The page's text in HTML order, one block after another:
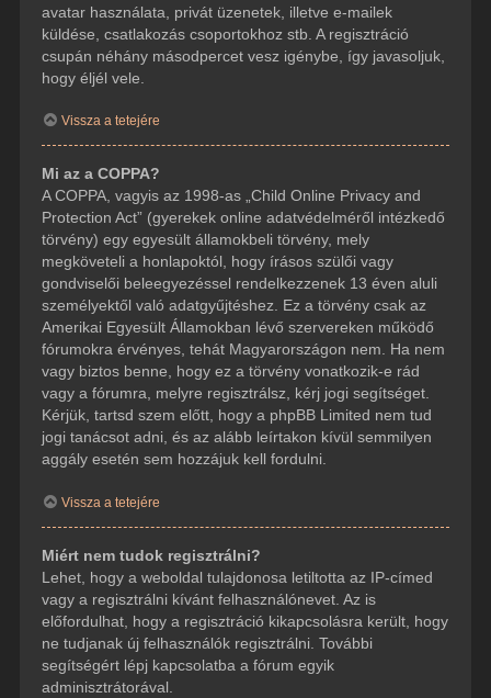
avatar használata, privát üzenetek, illetve e-mailek
küldése, csatlakozás csoportokhoz stb. A regisztráció
csupán néhány másodpercet vesz igénybe, így javasoljuk,
hogy éljél vele.
Vissza a tetejére
Mi az a COPPA?
A COPPA, vagyis az 1998-as „Child Online Privacy and
Protection Act” (gyerekek online adatvédelméről intézkedő
törvény) egy egyesült államokbeli törvény, mely
megköveteli a honlapoktól, hogy írásos szülői vagy
gondviselői beleegyezéssel rendelkezzenek 13 éven aluli
személyektől való adatgyűjtéshez. Ez a törvény csak az
Amerikai Egyesült Államokban lévő szervereken működő
fórumokra érvényes, tehát Magyarországon nem. Ha nem
vagy biztos benne, hogy ez a törvény vonatkozik-e rád
vagy a fórumra, melyre regisztrálsz, kérj jogi segítséget.
Kérjük, tartsd szem előtt, hogy a phpBB Limited nem tud
jogi tanácsot adni, és az alább leírtakon kívül semmilyen
aggály esetén sem hozzájuk kell fordulni.
Vissza a tetejére
Miért nem tudok regisztrálni?
Lehet, hogy a weboldal tulajdonosa letiltotta az IP-címed
vagy a regisztrálni kívánt felhasználónevet. Az is
előfordulhat, hogy a regisztráció kikapcsolásra került, hogy
ne tudjanak új felhasználók regisztrálni. További
segítségért lépj kapcsolatba a fórum egyik
adminisztrátorával.